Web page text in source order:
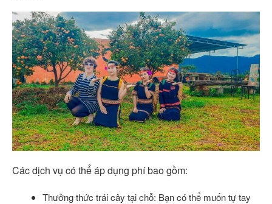
Các dịch vụ có thể áp dụng phí bao gồm:
Thưởng thức trái cây tại chỗ: Bạn có thể muốn tự tay